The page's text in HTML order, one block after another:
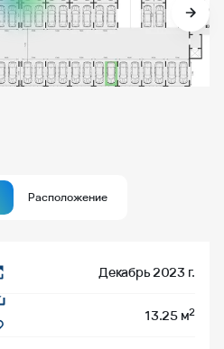
Расположение
Декабрь 2023 г.
13.25 м2